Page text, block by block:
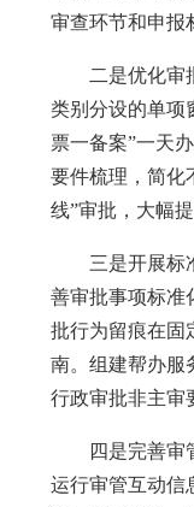
审查环节和申报
二是优化审批
类别分设的单项
票一备案”一天
要件梳理，简化
线”审批，大幅
三是开展标准
善审批事项标准
批行为留痕在固
南。组建帮办服
行政审批非主审
四是完善审管
运行审管互动信